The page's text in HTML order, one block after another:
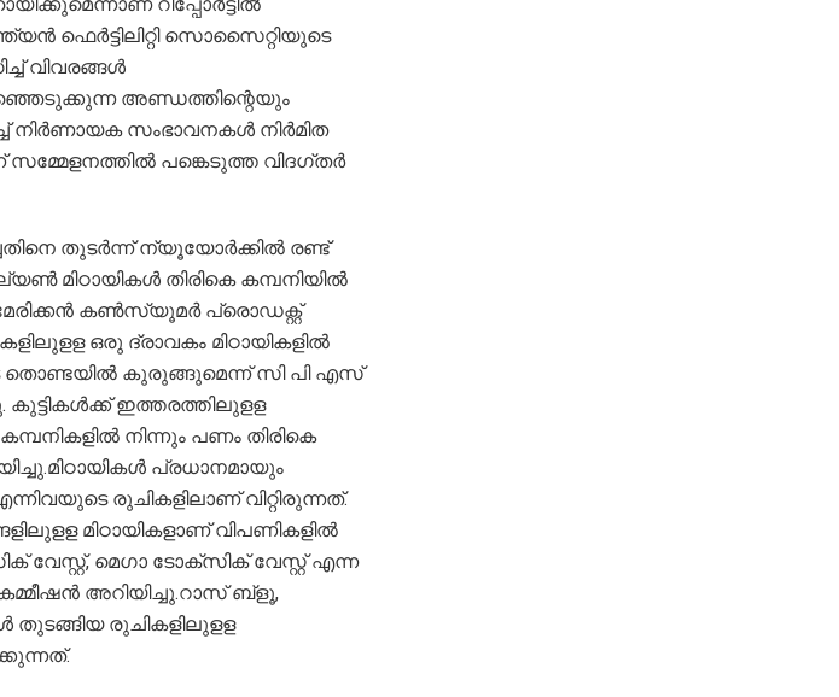
ഫെർട്ടിലിറ്റി സൊസൈറ്റിയുടെ
വിവരങ്ങൾ
അണ്ഡത്തിന്റെയും
നിർണായക സംഭാവനകൾ നിർമിത
പങ്കെടുത്ത വിദഗ്‌തർ
തുടർന്ന് ന്യൂയോർക്കിൽ രണ്ട്
മിഠായികൾ തിരികെ കമ്പനിയിൽ
കൺസ്യൂമർ പ്രൊഡക്റ്റ്
ഒരു ദ്രാവകം മിഠായികളിൽ
തൊണ്ടയിൽ കുരുങ്ങുമെന്ന് സി പി എസ്
ഇത്തരത്തിലുളള
നിന്നും പണം തിരികെ
പ്രധാനമായും
രുചികളിലാണ് വി​റ്റിരുന്നത്.
മിഠായികളാണ് വിപണികളിൽ
മെഗാ ടോക്സിക് വേസ്റ്റ് എന്ന
അറിയിച്ചു.റാസ് ബ്ളൂ,
തുടങ്ങിയ രുചികളിലുളള